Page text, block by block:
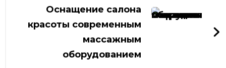
Оснащение салона
красоты современным
массажным
оборудованием